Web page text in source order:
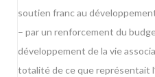
soutien franc au
– par un renforcement du
développement de la vie
totalité de ce que représentait